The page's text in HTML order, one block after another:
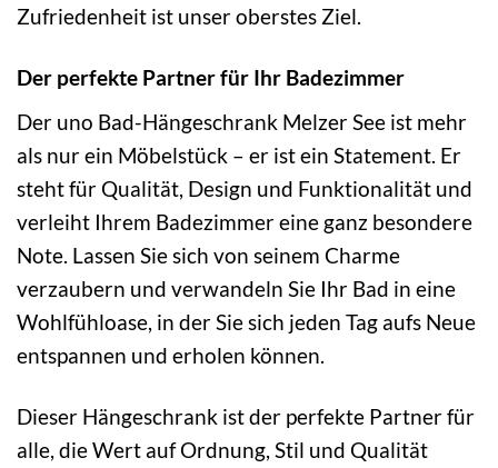
Zufriedenheit ist unser oberstes Ziel.
Der perfekte Partner für Ihr Badezimmer
Der uno Bad-Hängeschrank Melzer See ist mehr
als nur ein Möbelstück – er ist ein Statement. Er
steht für Qualität, Design und Funktionalität und
verleiht Ihrem Badezimmer eine ganz besondere
Note. Lassen Sie sich von seinem Charme
verzaubern und verwandeln Sie Ihr Bad in eine
Wohlfühloase, in der Sie sich jeden Tag aufs Neue
entspannen und erholen können.
Dieser Hängeschrank ist der perfekte Partner für
alle, die Wert auf Ordnung, Stil und Qualität